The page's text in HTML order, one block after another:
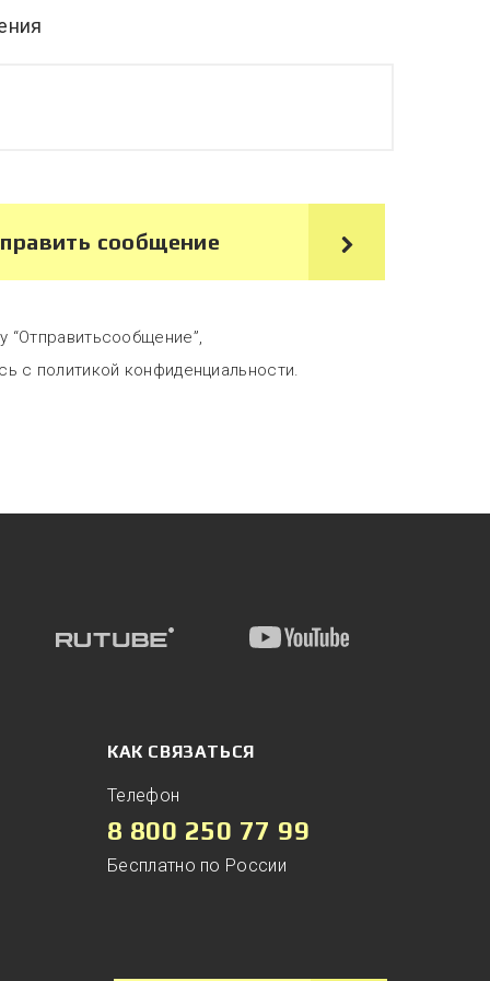
сообщение
“Отправитьсообщение”,
с политикой конфиденциальности.
КАК СВЯЗАТЬСЯ
Телефон
8 800 250 77 99
Бесплатно по России